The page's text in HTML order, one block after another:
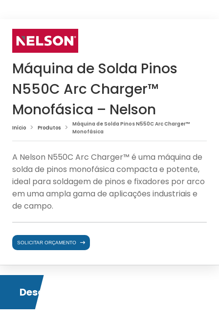
Máquina de Solda Pinos
N550C Arc Charger™
Monofásica – Nelson
Início Produtos
Máquina de Solda Pinos N550C Arc Charger™
Monofásica
A Nelson N550C Arc Charger™ é uma máquina de
solda de pinos monofásica compacta e potente,
ideal para soldagem de pinos e fixadores por arco
em uma ampla gama de aplicações industriais e
de campo.
SOLICITAR ORÇAMENTO
Descrição